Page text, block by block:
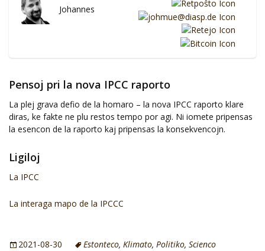
Johannes
Pensoj pri la nova IPCC raporto
La plej grava defio de la homaro – la nova IPCC raporto klare
diras, ke fakte ne plu restos tempo por agi. Ni iomete pripensas
la esencon de la raporto kaj pripensas la konsekvencojn.
Ligiloj
La IPCC
La interaga mapo de la IPCCC
2021-08-30 Estonteco, Klimato, Politiko, Scienco